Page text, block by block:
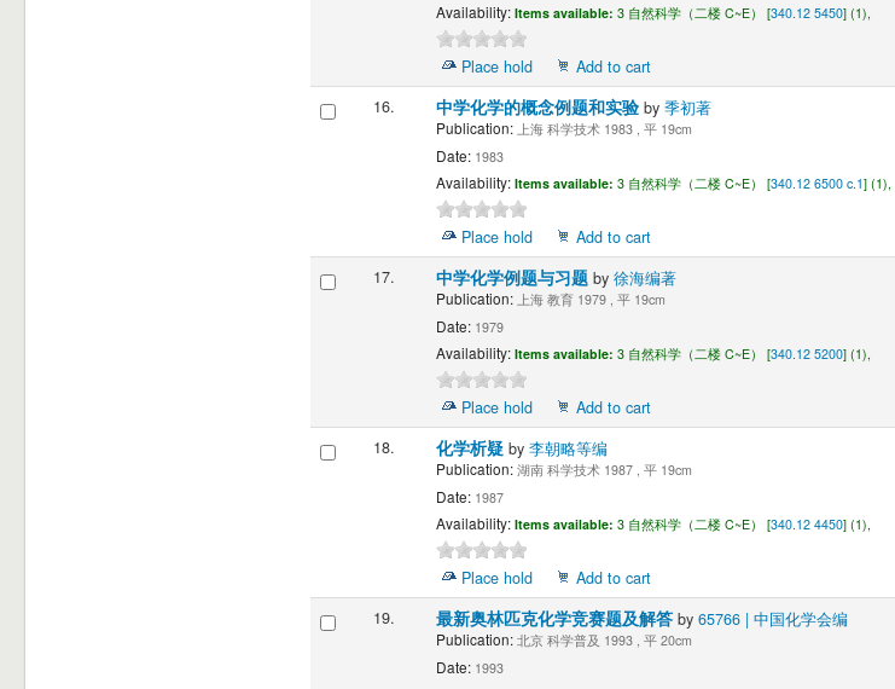
Availability: Items available: 3 自然科学（二楼 C~E） [340.12 5450] (1),
Place hold
Add to cart
16.
中学化学的概念例题和实验 by 季初著
Publication:上海 科学技术 1983 , 平 19cm
Date:1983
Availability: Items available: 3 自然科学（二楼 C~E） [340.12 6500 c.1] (1),
Place hold
Add to cart
17.
中学化学例题与习题 by 徐海编著
Publication:上海 教育 1979 , 平 19cm
Date:1979
Availability: Items available: 3 自然科学（二楼 C~E） [340.12 5200] (1),
Place hold
Add to cart
18.
化学析疑 by 李朝略等编
Publication:湖南 科学技术 1987 , 平 19cm
Date:1987
Availability: Items available: 3 自然科学（二楼 C~E） [340.12 4450] (1),
Place hold
Add to cart
19.
最新奥林匹克化学竞赛题及解答 by 65766 | 中国化学会编
Publication:北京 科学普及 1993 , 平 20cm
Date:1993